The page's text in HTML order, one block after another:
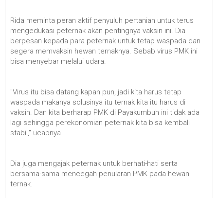
Rida meminta peran aktif penyuluh pertanian untuk terus
mengedukasi peternak akan pentingnya vaksin ini. Dia
berpesan kepada para peternak untuk tetap waspada dan
segera memvaksin hewan ternaknya. Sebab virus PMK ini
bisa menyebar melalui udara.
"Virus itu bisa datang kapan pun, jadi kita harus tetap
waspada makanya solusinya itu ternak kita itu harus di
vaksin. Dan kita berharap PMK di Payakumbuh ini tidak ada
lagi sehingga perekonomian peternak kita bisa kembali
stabil," ucapnya.
Dia juga mengajak peternak untuk berhati-hati serta
bersama-sama mencegah penularan PMK pada hewan
ternak.